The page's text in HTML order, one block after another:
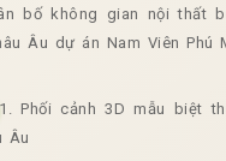
bố không gian nội thất
Âu dự án Nam Viên Phú
1. Phối cảnh 3D mẫu biệt
Âu